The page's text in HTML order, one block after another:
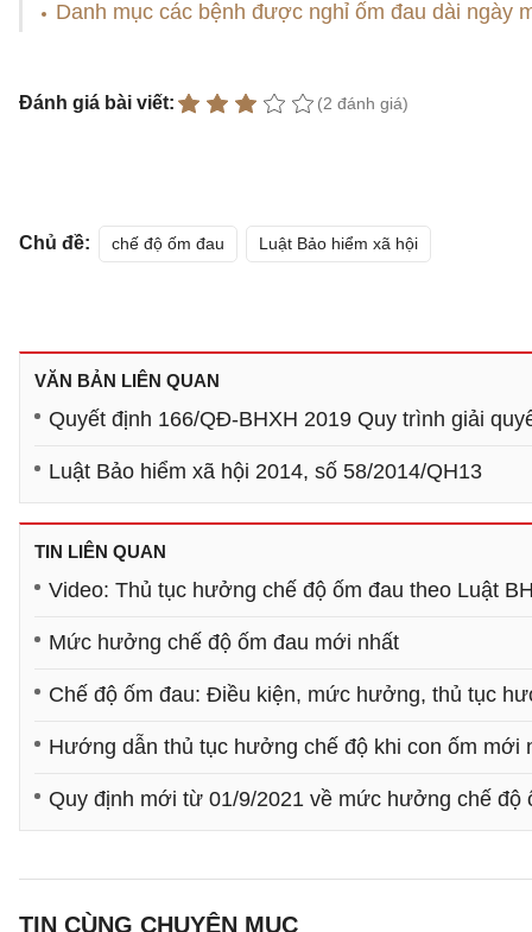
Danh mục các bệnh được nghỉ ốm đau dài ngày
Đánh giá bài viết: (2 đánh giá)
Chủ đề: chế độ ốm đau Luật Bảo hiểm xã hội
VĂN BẢN LIÊN QUAN
Quyết định 166/QĐ-BHXH 2019 Quy trình giải
Luật Bảo hiểm xã hội 2014, số 58/2014/QH13
TIN LIÊN QUAN
Video: Thủ tục hưởng chế độ ốm đau theo Luật
Mức hưởng chế độ ốm đau mới nhất
Chế độ ốm đau: Điều kiện, mức hưởng, thủ tục
Hướng dẫn thủ tục hưởng chế độ khi con ốm mới
Quy định mới từ 01/9/2021 về mức hưởng chế độ
TIN CÙNG CHUYÊN MỤC